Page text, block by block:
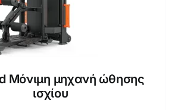
Μόνιμη μηχανή ώθησης
ισχίου